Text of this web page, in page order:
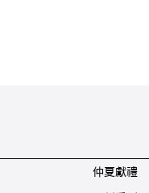
仲夏獻禮